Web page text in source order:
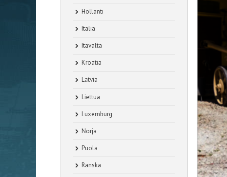
Hollanti
Italia
Itävalta
Kroatia
Latvia
Liettua
Luxemburg
Norja
Puola
Ranska